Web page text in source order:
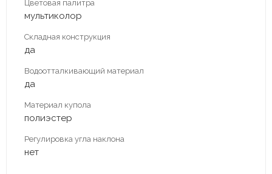
Цветовая палитра
мультиколор
Складная конструкция
да
Водоотталкивающий материал
да
Материал купола
полиэстер
Регулировка угла наклона
нет